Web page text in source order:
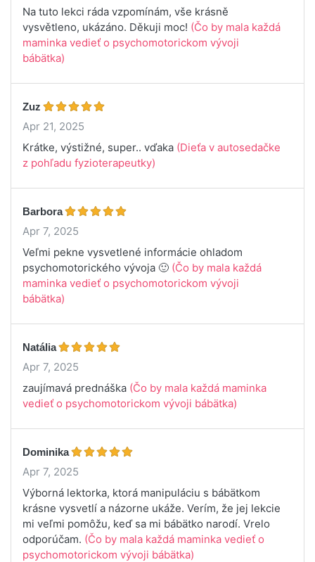
Na tuto lekci ráda vzpomínám, vše krásně
vysvětleno, ukázáno. Děkuji moc! (Čo by mala každá
maminka vedieť o psychomotorickom vývoji
bábätka)
Zuz
Apr 21, 2025
Krátke, výstižné, super.. vďaka (Dieťa v autosedačke
z pohľadu fyzioterapeutky)
Barbora
Apr 7, 2025
Veľmi pekne vysvetlené informácie ohladom
psychomotorického vývoja 🙂 (Čo by mala každá
maminka vedieť o psychomotorickom vývoji
bábätka)
Natália
Apr 7, 2025
zaujímavá prednáška (Čo by mala každá maminka
vedieť o psychomotorickom vývoji bábätka)
Dominika
Apr 7, 2025
Výborná lektorka, ktorá manipuláciu s bábätkom
krásne vysvetlí a názorne ukáže. Verím, že jej lekcie
mi veľmi pomôžu, keď sa mi bábätko narodí. Vrelo
odporúčam. (Čo by mala každá maminka vedieť o
psychomotorickom vývoji bábätka)